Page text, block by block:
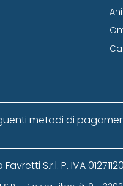
metodi di
S.r.l. P. IVA